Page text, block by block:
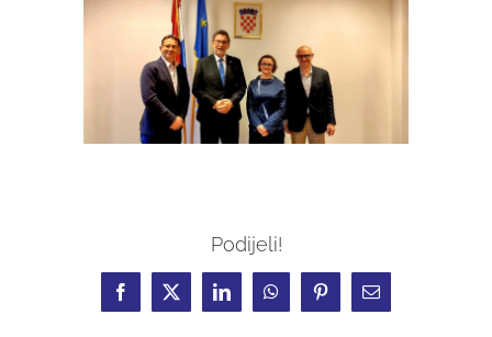
Podijeli!
Facebook
X LinkedInWhatsAppPinterestEmail: